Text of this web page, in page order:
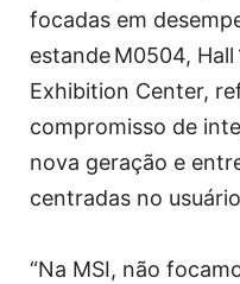
focadas em
estande M0504, Hall
Exhibition Center,
compromisso de
nova geração e
centradas no
“Na MSI, não